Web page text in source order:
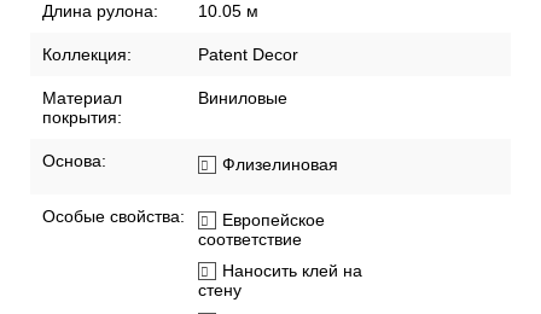
Длина рулона: 10.05 м
Коллекция: Patent Decor
Материал
покрытия:
Виниловые
Основа: Флизелиновая
Особые свойства:
Европейское
соответствие
Наносить клей на
стену